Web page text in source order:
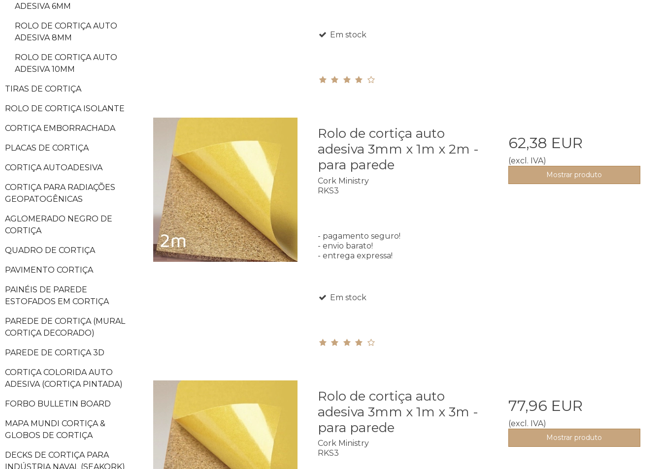
ADESIVA 6MM
ROLO DE CORTIÇA AUTO
ADESIVA 8MM
ROLO DE CORTIÇA AUTO
ADESIVA 10MM
TIRAS DE CORTIÇA
ROLO DE CORTIÇA ISOLANTE
CORTIÇA EMBORRACHADA
PLACAS DE CORTIÇA
CORTIÇA AUTOADESIVA
CORTIÇA PARA RADIAÇÕES
GEOPATOGÊNICAS
AGLOMERADO NEGRO DE
CORTIÇA
QUADRO DE CORTIÇA
PAVIMENTO CORTIÇA
PAINÉIS DE PAREDE
ESTOFADOS EM CORTIÇA
PAREDE DE CORTIÇA (MURAL
CORTIÇA DECORADO)
PAREDE DE CORTIÇA 3D
CORTIÇA COLORIDA AUTO
ADESIVA (CORTIÇA PINTADA)
FORBO BULLETIN BOARD
MAPA MUNDI CORTIÇA &
GLOBOS DE CORTIÇA
DECKS DE CORTIÇA PARA
INDÚSTRIA NAVAL (SEAKORK)
Em stock
Rolo de cortiça auto
adesiva 3mm x 1m x 2m -
para parede
Cork Ministry
RKS3
- pagamento seguro!
- envio barato!
- entrega expressa!
Em stock
62,38 EUR
(excl. IVA)
Mostrar produto
Rolo de cortiça auto
adesiva 3mm x 1m x 3m -
para parede
Cork Ministry
RKS3
77,96 EUR
(excl. IVA)
Mostrar produto